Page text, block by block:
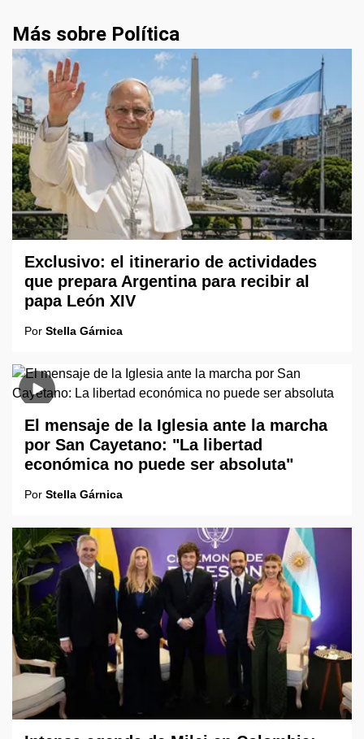
Más sobre Política
Exclusivo: el itinerario de actividades
que prepara Argentina para recibir al
papa León XIV
Por Stella Gárnica
El mensaje de la Iglesia ante la marcha
por San Cayetano: "La libertad
económica no puede ser absoluta"
Por Stella Gárnica